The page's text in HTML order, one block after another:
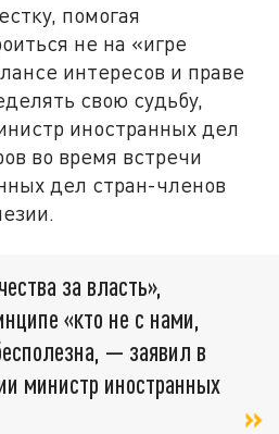
помогая
не на «игре
интересов и праве
свою судьбу,
иностранных дел
во время встречи
дел стран-членов
за власть»,
«кто не с нами,
— заявил в
министр иностранных